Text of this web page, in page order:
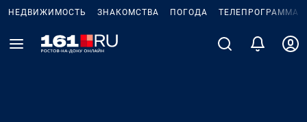
НЕДВИЖИМОСТЬ ЗНАКОМСТВА ПОГОДА ТЕЛЕПРОГРАММА